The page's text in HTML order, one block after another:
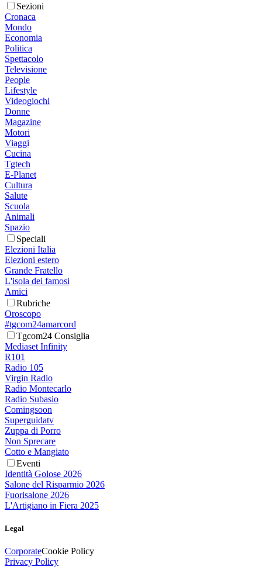
Sezioni
Cronaca
Mondo
Economia
Politica
Spettacolo
Televisione
People
Lifestyle
Videogiochi
Donne
Magazine
Motori
Viaggi
Cucina
Tgtech
E-Planet
Cultura
Salute
Scuola
Animali
Spazio
Speciali
Elezioni Italia
Elezioni estero
Grande Fratello
L'isola dei famosi
Amici
Rubriche
Oroscopo
#tgcom24amarcord
Tgcom24 Consiglia
Mediaset Infinity
R101
Radio 105
Virgin Radio
Radio Montecarlo
Radio Subasio
Comingsoon
Superguidatv
Zuppa di Porro
Non Sprecare
Cotto e Mangiato
Eventi
Identità Golose 2026
Salone del Risparmio 2026
Fuorisalone 2026
L'Artigiano in Fiera 2025
Legal
CorporateCookie Policy
Privacy Policy